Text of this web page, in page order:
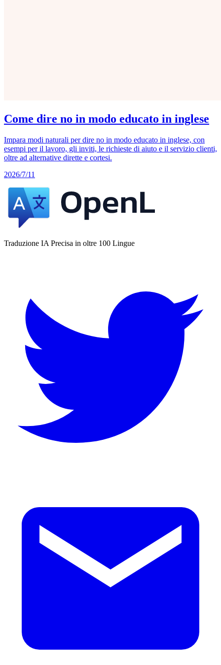
Come dire no in modo educato in inglese
Impara modi naturali per dire no in modo educato in inglese, con
esempi per il lavoro, gli inviti, le richieste di aiuto e il servizio clienti,
oltre ad alternative dirette e cortesi.
2026/7/11
Traduzione IA Precisa in oltre 100 Lingue